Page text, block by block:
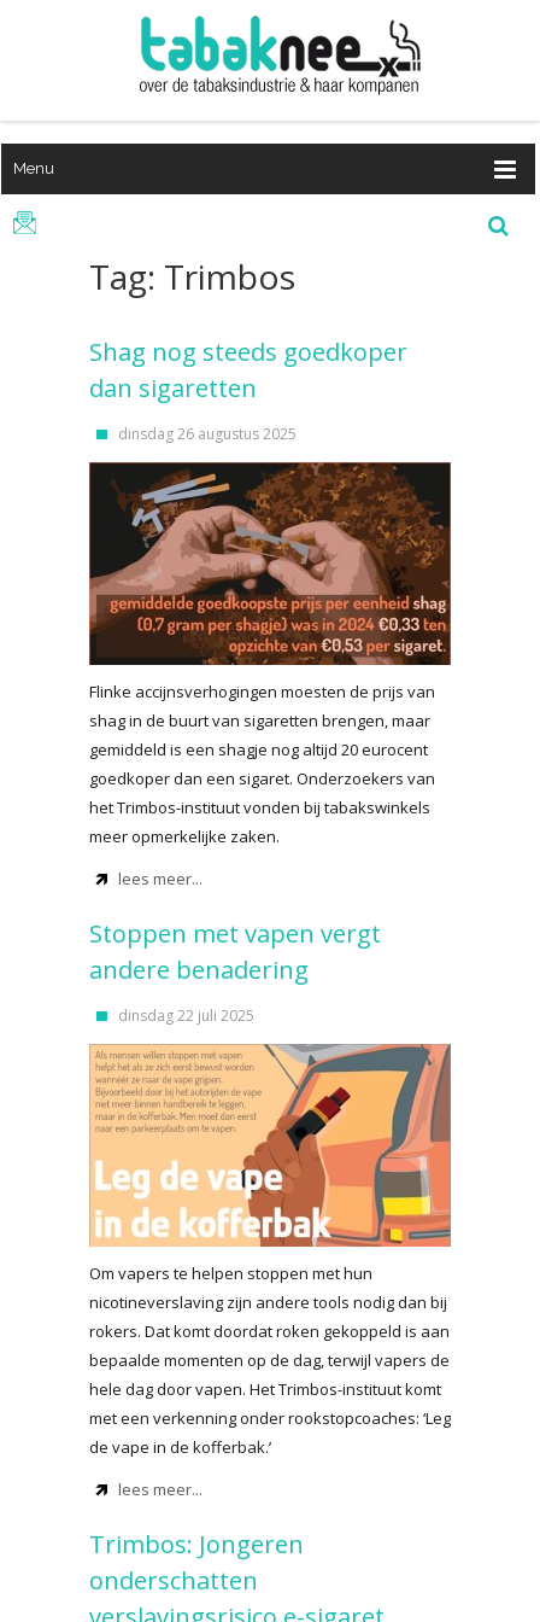
Menu
Tag: Trimbos
Shag nog steeds goedkoper
dan sigaretten
dinsdag 26 augustus 2025
Flinke accijnsverhogingen moesten de prijs van
shag in de buurt van sigaretten brengen, maar
gemiddeld is een shagje nog altijd 20 eurocent
goedkoper dan een sigaret. Onderzoekers van
het Trimbos-instituut vonden bij tabakswinkels
meer opmerkelijke zaken.
lees meer...
Stoppen met vapen vergt
andere benadering
dinsdag 22 juli 2025
Om vapers te helpen stoppen met hun
nicotineverslaving zijn andere tools nodig dan bij
rokers. Dat komt doordat roken gekoppeld is aan
bepaalde momenten op de dag, terwijl vapers de
hele dag door vapen. Het Trimbos-instituut komt
met een verkenning onder rookstopcoaches: ‘Leg
de vape in de kofferbak.’
lees meer...
Trimbos: Jongeren
onderschatten